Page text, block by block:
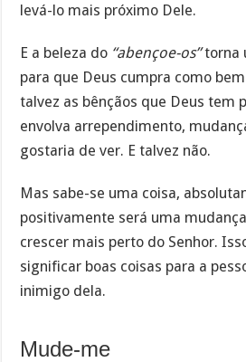
levá-lo mais próximo Dele.
E a beleza do “abençoe-os”torna
para que Deus cumpra como
talvez as bênçãos que Deus tem
envolva arrependimento,
gostaria de ver. E talvez não.
Mas sabe-se uma coisa,
positivamente será uma
crescer mais perto do Senhor.
significar boas coisas para a
inimigo dela.
Mude-me